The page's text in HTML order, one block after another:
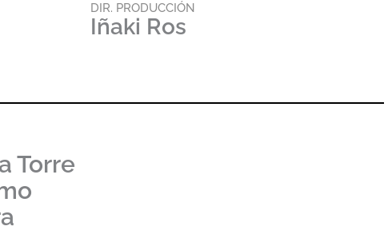
DIR. PRODUCCIÓN
Iñaki Ros
Torre